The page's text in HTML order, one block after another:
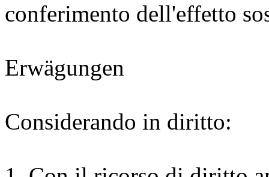
conferimento dell'effetto
Erwägungen
Considerando in diritto: